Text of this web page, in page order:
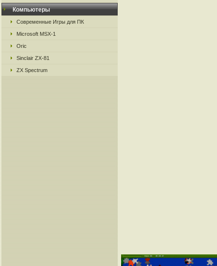
Компьютеры
Современные Игры для ПК
Microsoft MSX-1
Oric
Sinclair ZX-81
ZX Spectrum